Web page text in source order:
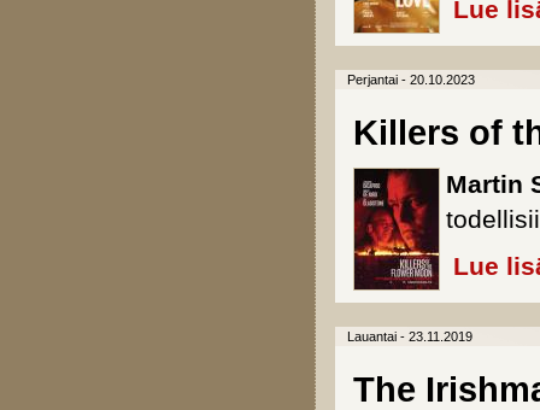
Lue
Perjantai - 20.10.2023
Killers of
Martin
Lue
Lauantai - 23.11.2019
The